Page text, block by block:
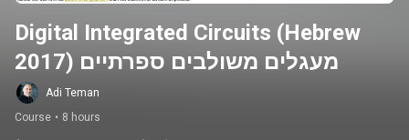
Digital Integrated Circuits (Hebrew
2017) מעגלים משולבים ספרתיים
Adi Teman
Course • 8 hours